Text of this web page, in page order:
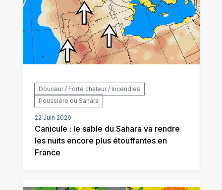
Douceur / Forte chaleur / Incendies
Poussière du Sahara
22 Juin 2026
Canicule : le sable du Sahara va rendre
les nuits encore plus étouffantes en
France